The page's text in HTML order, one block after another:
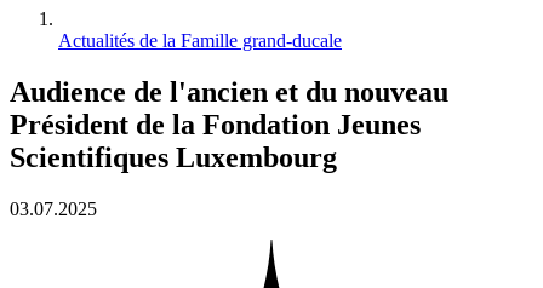
Actualités de la Famille grand-ducale
Audience de l'ancien et du nouveau
Président de la Fondation Jeunes
Scientifiques Luxembourg
03.07.2025